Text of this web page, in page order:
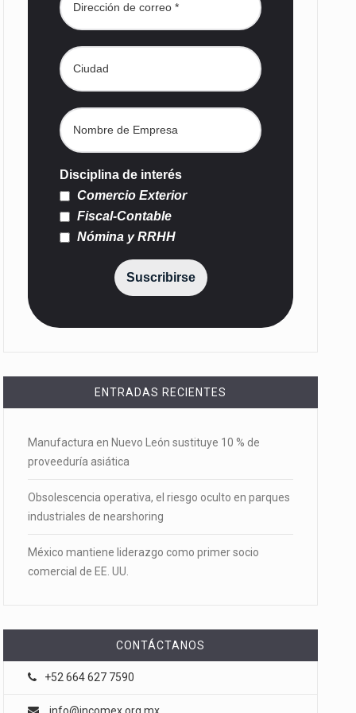
Disciplina de interés
Comercio Exterior
Fiscal-Contable
Nómina y RRHH
Suscribirse
ENTRADAS RECIENTES
Manufactura en Nuevo León sustituye 10 % de
proveeduría asiática
Obsolescencia operativa, el riesgo oculto en parques
industriales de nearshoring
México mantiene liderazgo como primer socio
comercial de EE. UU.
CONTÁCTANOS
+52 664 627 7590
info@incomex.org.mx